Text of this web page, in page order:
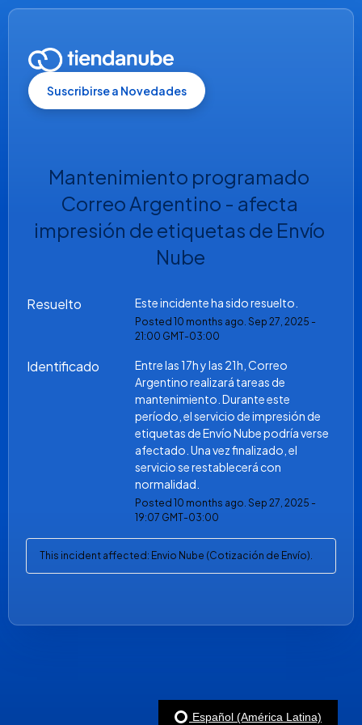
Suscribirse a Novedades
Mantenimiento programado
Correo Argentino - afecta
impresión de etiquetas de Envío
Nube
Resuelto Este incidente ha sido resuelto.
Posted 10 months ago. Sep 27, 2025 -
21:00 GMT-03:00
Identificado
Entre las 17h y las 21h, Correo
Argentino realizará tareas de
mantenimiento. Durante este
período, el servicio de impresión de
etiquetas de Envío Nube podría verse
afectado. Una vez finalizado, el
servicio se restablecerá con
normalidad.
Posted 10 months ago. Sep 27, 2025 -
19:07 GMT-03:00
This incident affected: Envio Nube (Cotización de Envío).
Español (América Latina)